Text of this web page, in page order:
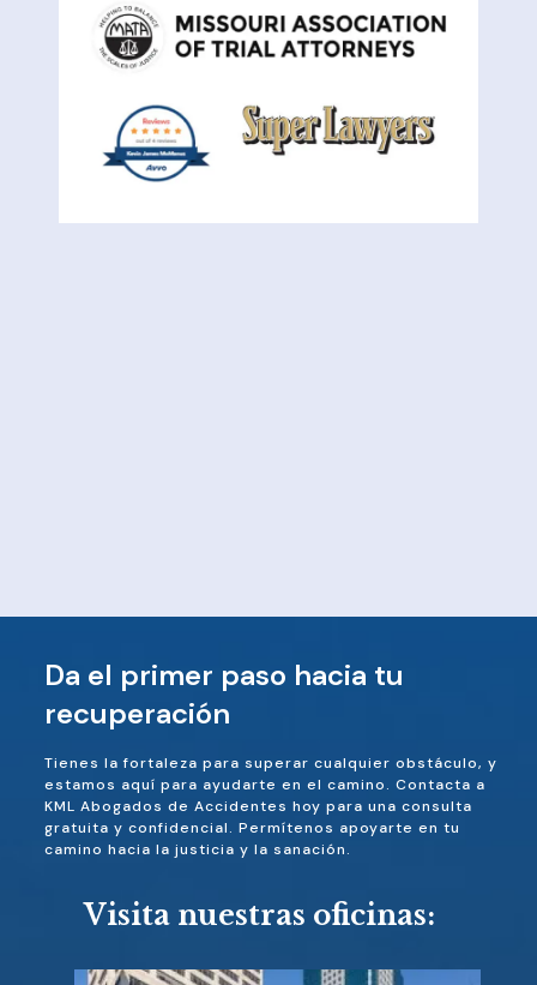
Da el primer paso hacia tu
recuperación
Tienes la fortaleza para superar cualquier obstáculo, y
estamos aquí para ayudarte en el camino. Contacta a
KML Abogados de Accidentes hoy para una consulta
gratuita y confidencial. Permítenos apoyarte en tu
camino hacia la justicia y la sanación.
Visita nuestras oficinas: